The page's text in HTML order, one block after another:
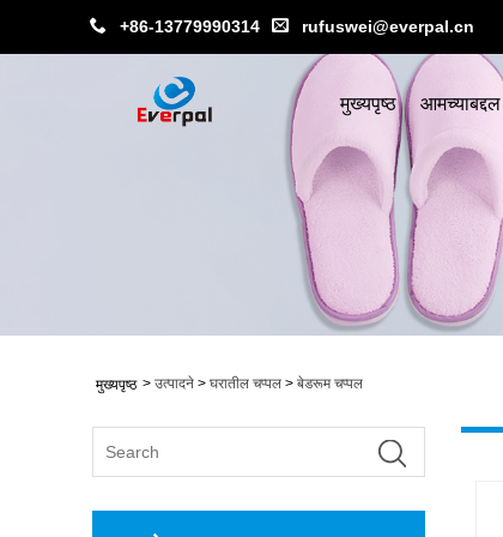
+86-13779990314 rufuswei@everpal.cn
मुख्यपृष्ठ आमच्याबद्दल
मुख्यपृष्ठ > उत्पादने > घरातील चप्पल > बेडरूम चप्पल